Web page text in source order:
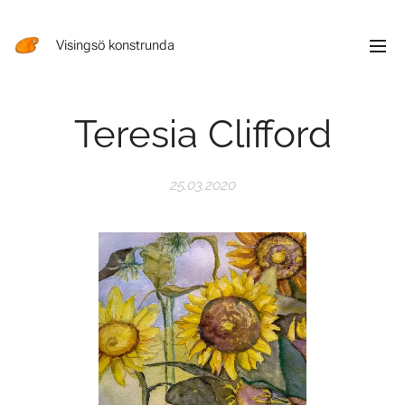
Visingsö konstrunda
Teresia Clifford
25.03.2020